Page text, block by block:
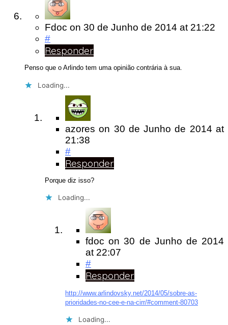
Fdoc on 30 de Junho de 2014 at 21:22
#
Responder
Penso que o Arlindo tem uma opinião contrária à sua.
Loading...
azores on 30 de Junho de 2014at
21:38
#
Responder
Porque diz isso?
Loading...
fdoc on30 de Junho de 2014
at 22:07
#
Responder
http://www.arlindovsky.net/2014/05/sobre-as-
prioridades-no-cee-e-na-cirr/#comment-80703
Loading...